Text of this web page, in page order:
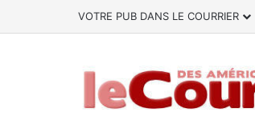
VOTRE PUB DANS LE COURRIER